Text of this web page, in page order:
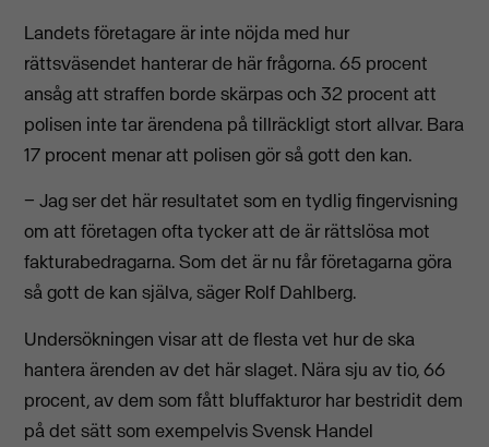
Landets företagare är inte nöjda med hur
rättsväsendet hanterar de här frågorna. 65 procent
ansåg att straffen borde skärpas och 32 procent att
polisen inte tar ärendena på tillräckligt stort allvar. Bara
17 procent menar att polisen gör så gott den kan.
− Jag ser det här resultatet som en tydlig fingervisning
om att företagen ofta tycker att de är rättslösa mot
fakturabedragarna. Som det är nu får företagarna göra
så gott de kan själva, säger Rolf Dahlberg.
Undersökningen visar att de flesta vet hur de ska
hantera ärenden av det här slaget. Nära sju av tio, 66
procent, av dem som fått bluffakturor har bestridit dem
på det sätt som exempelvis Svensk Handel